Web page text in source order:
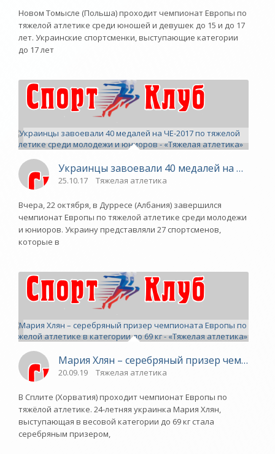
Новом Томысле (Польша) проходит чемпионат Европы по
тяжелой атлетике среди юношей и девушек до 15 и до 17
лет. Украинские спортсменки, выступающие категории
до 17 лет
Украинцы завоевали 40 медалей на ЧЕ-
25.10.17 Тяжелая атлетика
Вчера, 22 октября, в Дурресе (Албания) завершился
чемпионат Европы по тяжелой атлетике среди молодежи
и юниоров. Украину представляли 27 спортсменов,
которые в
Мария Хлян – серебряный призер
20.09.19 Тяжелая атлетика
В Сплите (Хорватия) проходит чемпионат Европы по
тяжёлой атлетике. 24-летняя украинка Мария Хлян,
выступающая в весовой категории до 69 кг стала
серебряным призером,